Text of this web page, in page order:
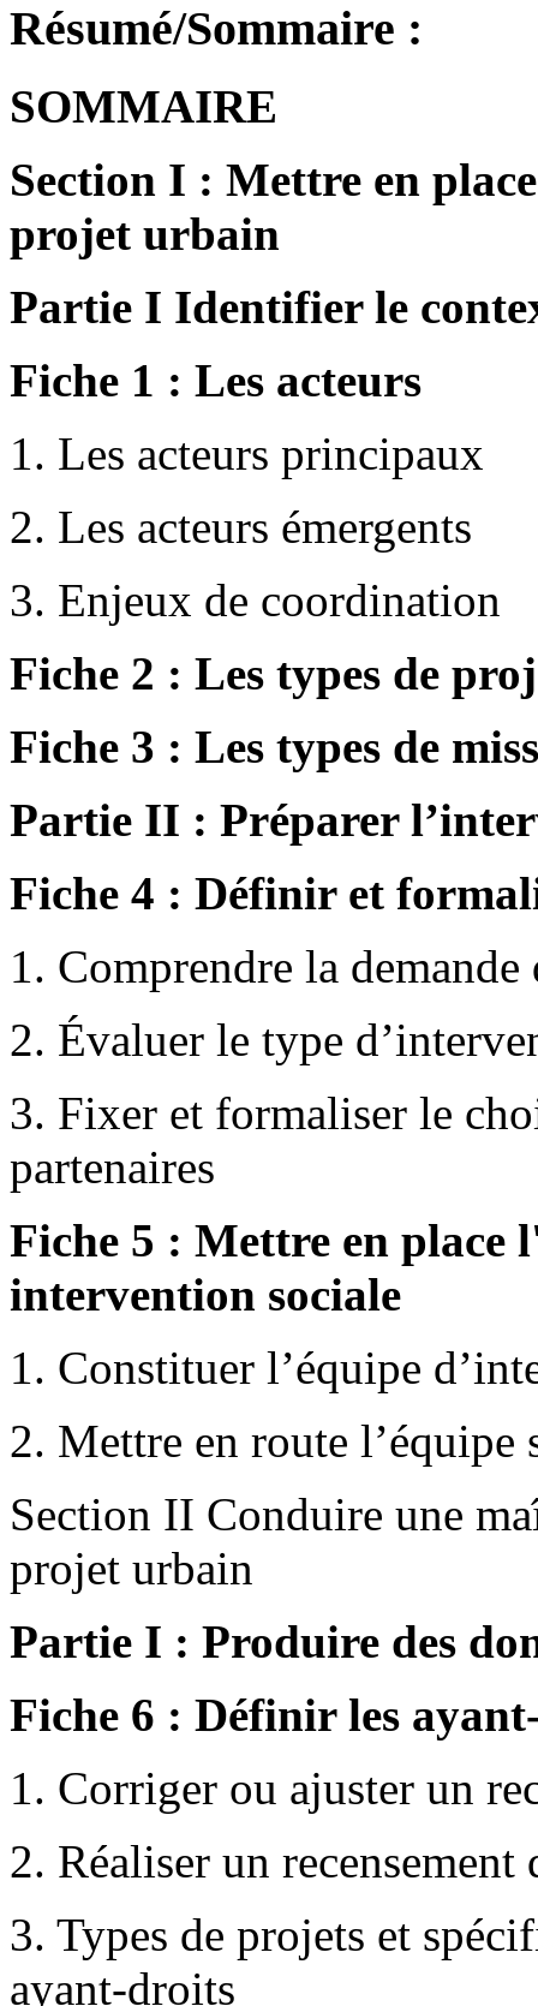
Résumé/Sommaire :
SOMMAIRE
Section I : Mettre en
projet urbain
Partie I Identifier le
Fiche 1 : Les acteurs
1. Les acteurs principaux
2. Les acteurs émergents
3. Enjeux de coordination
Fiche 2 : Les types de
Fiche 3 : Les types de
Partie II : Préparer
Fiche 4 : Définir et
1. Comprendre la
2. Évaluer le type
3. Fixer et formaliser le
partenaires
Fiche 5 : Mettre en place
intervention sociale
1. Constituer l’équipe
2. Mettre en route l’équipe
Section II Conduire une
projet urbain
Partie I : Produire des
Fiche 6 : Définir les
1. Corriger ou ajuster un
2. Réaliser un recensement
3. Types de projets et
ayant-droits